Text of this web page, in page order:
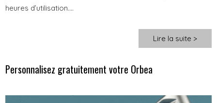
heures d’utilisation....
Lire la suite >
Personnalisez gratuitement votre Orbea